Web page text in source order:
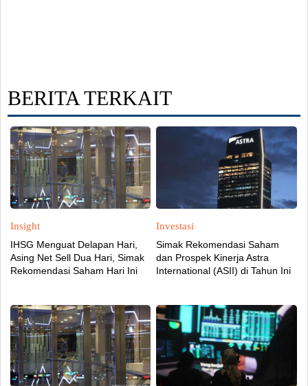
BERITA TERKAIT
Insight
IHSG Menguat Delapan Hari,
Asing Net Sell Dua Hari, Simak
Rekomendasi Saham Hari Ini
Investasi
Simak Rekomendasi Saham
dan Prospek Kinerja Astra
International (ASII) di Tahun Ini